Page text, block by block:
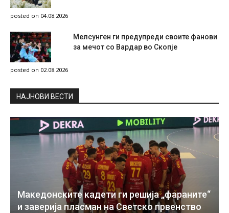
posted on 04.08.2026
Мелсунген ги предупреди своите фанови
за мечот со Вардар во Скопје
posted on 02.08.2026
НAЈНОВИ ВЕСТИ
Македонските кадети ги решија „фараните“
и заверија пласман на Светско првенство